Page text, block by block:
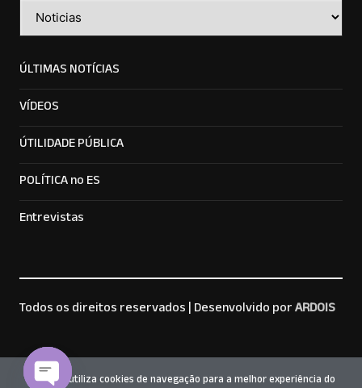
ÚLTIMAS NOTÍCIAS
VÍDEOS
ÚTILIDADE PÚBLICA
POLÍTICA no ES
Entrevistas
Este site utiliza cookies de navegação para a melhor experiência do
Todos os direitos reservados |Desenvolvido porARDOIS